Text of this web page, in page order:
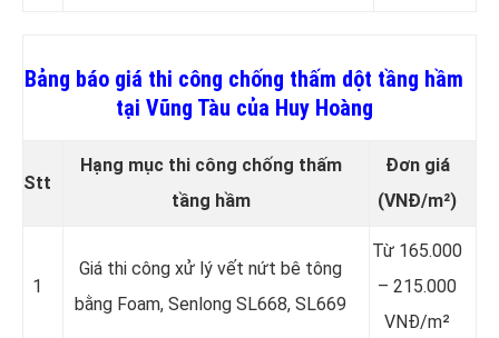
Bảng báo giá thi công chống thấm dột tầng hầm
tại Vũng Tàu của Huy Hoàng
Stt
Hạng mục thi công chống thấm
tầng hầm
Đơn giá
(VNĐ/m²)
1
Giá thi công xử lý vết nứt bê tông
bằng Foam, Senlong SL668, SL669
Từ 165.000
– 215.000
VNĐ/m²